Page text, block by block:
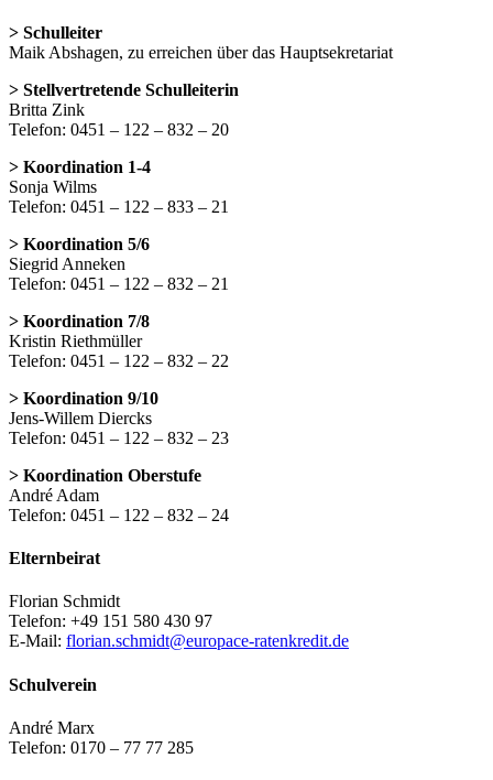
> Schulleiter
Maik Abshagen, zu erreichen über das Hauptsekretariat
> Stellvertretende Schulleiterin
Britta Zink
Telefon: 0451 – 122 – 832 – 20
> Koordination 1-4
Sonja Wilms
Telefon: 0451 – 122 – 833 – 21
> Koordination 5/6
Siegrid Anneken
Telefon: 0451 – 122 – 832 – 21
> Koordination 7/8
Kristin Riethmüller
Telefon: 0451 – 122 – 832 – 22
> Koordination 9/10
Jens-Willem Diercks
Telefon: 0451 – 122 – 832 – 23
> Koordination Oberstufe
André Adam
Telefon: 0451 – 122 – 832 – 24
Elternbeirat
Florian Schmidt
Telefon: +49 151 580 430 97
E-Mail: florian.schmidt@europace-ratenkredit.de
Schulverein
André Marx
Telefon: 0170 – 77 77 285